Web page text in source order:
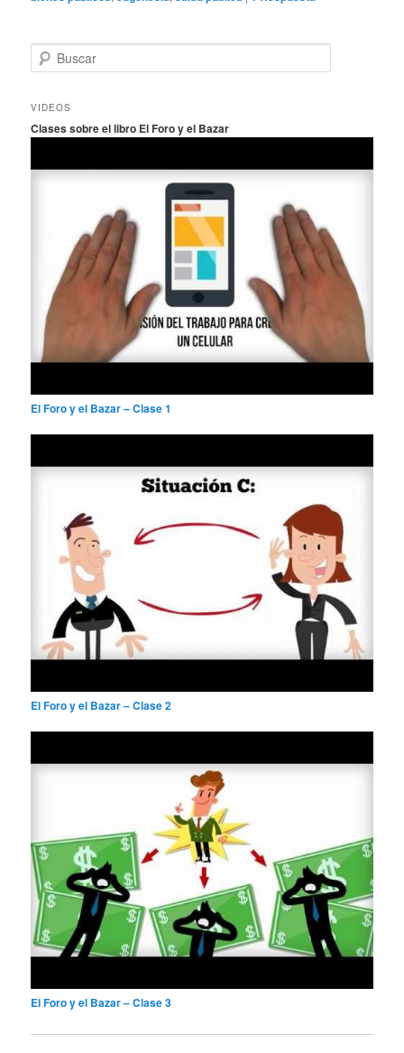
u
c
r
VIDEOS
Clases sobre el libro El Foro y el Bazar
El Foro y el Bazar – Clase 1
El Foro y el Bazar – Clase 2
El Foro y el Bazar – Clase 3